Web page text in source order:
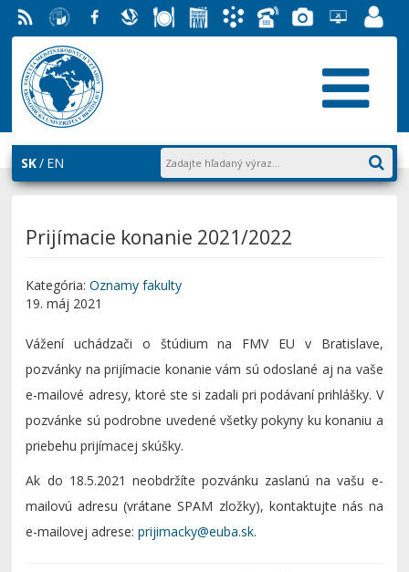
RSS EU v
Bratislave
FacebookSlovenskáStravovanie
ŠtudentskýAkademický
TelefónnyFotogaléria
Helpdesk
EUBAportál
SK EN
Prijímacie konanie 2021/2022
Kategória:Oznamy fakulty
19. máj 2021
Vážení uchádzači o štúdium na FMV EU v Bratislave,
pozvánky na prijímacie konanie vám sú odoslané aj na vaše
e-mailové adresy, ktoré ste si zadali pri podávaní prihlášky. V
pozvánke sú podrobne uvedené všetky pokyny ku konaniu a
priebehu prijímacej skúšky.
Ak do 18.5.2021 neobdržíte pozvánku zaslanú na vašu e-
mailovú adresu (vrátane SPAM zložky), kontaktujte nás na
e-mailovej adrese:
.